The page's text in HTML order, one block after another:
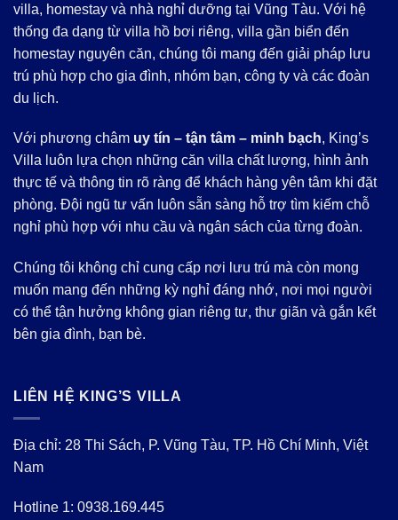
villa, homestay và nhà nghỉ dưỡng tại Vũng Tàu. Với hệ
thống đa dạng từ villa hồ bơi riêng, villa gần biển đến
homestay nguyên căn, chúng tôi mang đến giải pháp lưu
trú phù hợp cho gia đình, nhóm bạn, công ty và các đoàn
du lịch.
Với phương châm uy tín – tận tâm – minh bạch, King’s
Villa luôn lựa chọn những căn villa chất lượng, hình ảnh
thực tế và thông tin rõ ràng để khách hàng yên tâm khi đặt
phòng. Đội ngũ tư vấn luôn sẵn sàng hỗ trợ tìm kiếm chỗ
nghỉ phù hợp với nhu cầu và ngân sách của từng đoàn.
Chúng tôi không chỉ cung cấp nơi lưu trú mà còn mong
muốn mang đến những kỳ nghỉ đáng nhớ, nơi mọi người
có thể tận hưởng không gian riêng tư, thư giãn và gắn kết
bên gia đình, bạn bè.
LIÊN HỆ KING’S VILLA
Địa chỉ: 28 Thi Sách, P. Vũng Tàu, TP. Hồ Chí Minh, Việt
Nam
Hotline 1: 0938.169.445